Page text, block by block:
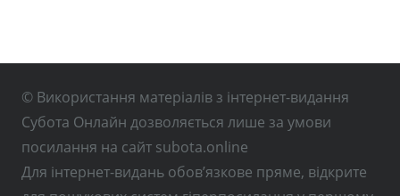
© Використання матеріалів з інтернет-видання
Субота Онлайн дозволяється лише за умови
посилання на сайт subota.online
Для інтернет-видань обов’язкове пряме, відкрите